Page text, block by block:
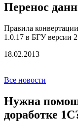
Перенос
Правила
1.0.17 в БГУ версии
18.02.2013
Все новости
Нужна
доработке